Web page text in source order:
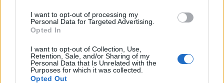
I want to opt-out of processing my
Personal Data for Targeted Advertising.
Opted In
I want to opt-out of Collection, Use,
Retention, Sale, and/or Sharing of my
Personal Data that Is Unrelated with the
Purposes for which it was collected.
Opted Out